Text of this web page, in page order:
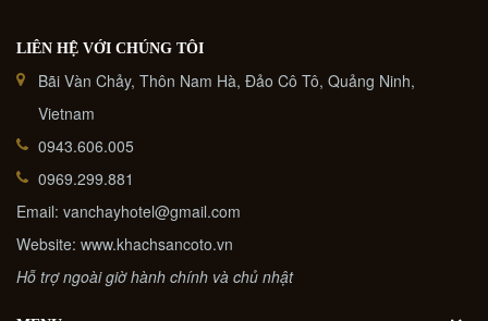
LIÊN HỆ VỚI CHÚNG TÔI
Bãi Vàn Chảy, Thôn Nam Hà, Đảo Cô Tô, Quảng Ninh,
Vietnam
0943.606.005
0969.299.881
Email: vanchayhotel@gmail.com
Website: www.khachsancoto.vn
Hỗ trợ ngoài giờ hành chính và chủ nhật